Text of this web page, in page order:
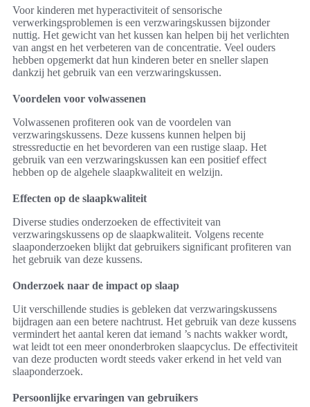
Voor kinderen met hyperactiviteit of sensorische
verwerkingsproblemen is een verzwaringskussen bijzonder
nuttig. Het gewicht van het kussen kan helpen bij het verlichten
van angst en het verbeteren van de concentratie. Veel ouders
hebben opgemerkt dat hun kinderen beter en sneller slapen
dankzij het gebruik van een verzwaringskussen.
Voordelen voor volwassenen
Volwassenen profiteren ook van de voordelen van
verzwaringskussens. Deze kussens kunnen helpen bij
stressreductie en het bevorderen van een rustige slaap. Het
gebruik van een verzwaringskussen kan een positief effect
hebben op de algehele slaapkwaliteit en welzijn.
Effecten op de slaapkwaliteit
Diverse studies onderzoeken de effectiviteit van
verzwaringskussens op de slaapkwaliteit. Volgens recente
slaaponderzoeken blijkt dat gebruikers significant profiteren van
het gebruik van deze kussens.
Onderzoek naar de impact op slaap
Uit verschillende studies is gebleken dat verzwaringskussens
bijdragen aan een betere nachtrust. Het gebruik van deze kussens
vermindert het aantal keren dat iemand ’s nachts wakker wordt,
wat leidt tot een meer ononderbroken slaapcyclus. De effectiviteit
van deze producten wordt steeds vaker erkend in het veld van
slaaponderzoek.
Persoonlijke ervaringen van gebruikers